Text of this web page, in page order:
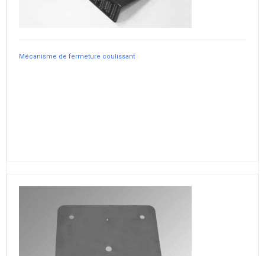
Mécanisme de fermeture coulissant